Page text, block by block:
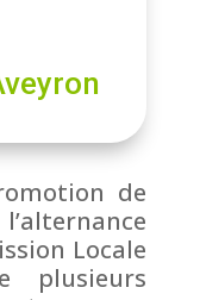
de
Locale
plusieurs